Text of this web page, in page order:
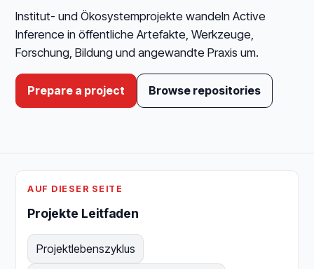
Institut- und Ökosystemprojekte wandeln Active
Inference in öffentliche Artefakte, Werkzeuge,
Forschung, Bildung und angewandte Praxis um.
Prepare a project Browse repositories
AUF DIESER SEITE
Projekte Leitfaden
Projektlebenszyklus